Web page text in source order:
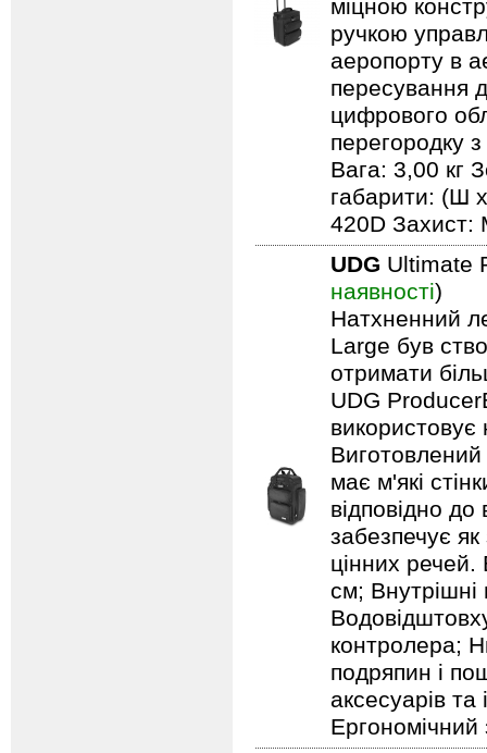
міцною
ручкою
аеропорту в
пересування
цифрового
перегородку
Вага: 3,00 кг
габарити: (Ш
420D Захист:
UDG Ultimate
наявності)
Натхненний
Large був
отримати
UDG
має м'які
відповідно
забезпечує
цінних
см;
контролера;
подряпин і
аксесуарів